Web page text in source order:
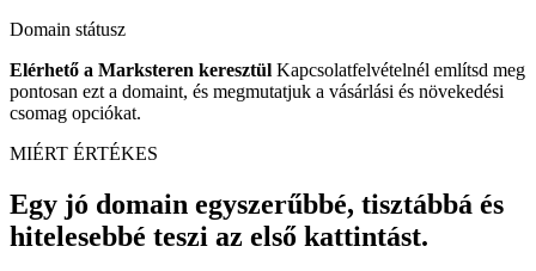
Domain státusz
Elérhető a Marksteren keresztül Kapcsolatfelvételnél említsd meg
pontosan ezt a domaint, és megmutatjuk a vásárlási és növekedési
csomag opciókat.
MIÉRT ÉRTÉKES
Egy jó domain egyszerűbbé, tisztábbá és
hitelesebbé teszi az első kattintást.